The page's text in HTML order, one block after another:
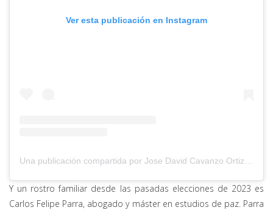
Ver esta publicación en Instagram
Y un rostro familiar desde las pasadas elecciones de 2023 es
Carlos Felipe Parra, abogado y máster en estudios de paz. Parra